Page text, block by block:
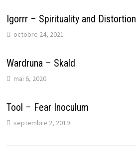
Igorrr – Spirituality and Distortion
octobre 24, 2021
Wardruna – Skald
mai 6, 2020
Tool – Fear Inoculum
septembre 2, 2019